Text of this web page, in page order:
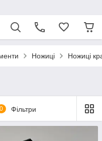
Ножиці Ножиці
0 Фільтри